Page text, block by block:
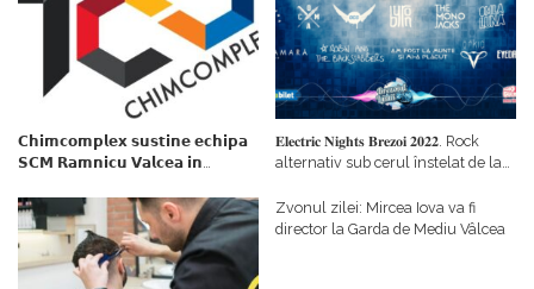
𝗖𝗵𝗶𝗺𝗰𝗼𝗺𝗽𝗹𝗲𝘅 𝘀𝘂𝘀𝘁𝗶𝗻𝗲 𝗲𝗰𝗵𝗶𝗽𝗮
𝗦𝗖𝗠 𝗥𝗮𝗺𝗻𝗶𝗰𝘂 𝗩𝗮𝗹𝗰𝗲𝗮 𝗶𝗻
𝗳𝗶𝗻𝗮𝗻𝘁𝗮𝘁𝗼𝗿
𝐄𝐥𝐞𝐜𝐭𝐫𝐢𝐜 𝐍𝐢𝐠𝐡𝐭𝐬 𝐁𝐫𝐞𝐳𝐨𝐢 𝟐𝟎𝟐𝟐. Rock
alternativ sub cerul înstelat de la
Zvonul zilei: Mircea Iova va fi
director la Garda de Mediu Vâlcea